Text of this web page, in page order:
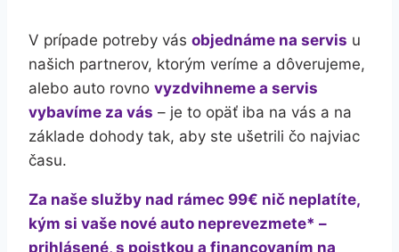
V prípade potreby vás objednáme na servis u
našich partnerov, ktorým veríme a dôverujeme,
alebo auto rovno vyzdvihneme a servis
vybavíme za vás – je to opäť iba na vás a na
základe dohody tak, aby ste ušetrili čo najviac
času.
Za naše služby nad rámec 99€ nič neplatíte,
kým si vaše nové auto neprevezmete* –
prihlásené, s poistkou a financovaním na